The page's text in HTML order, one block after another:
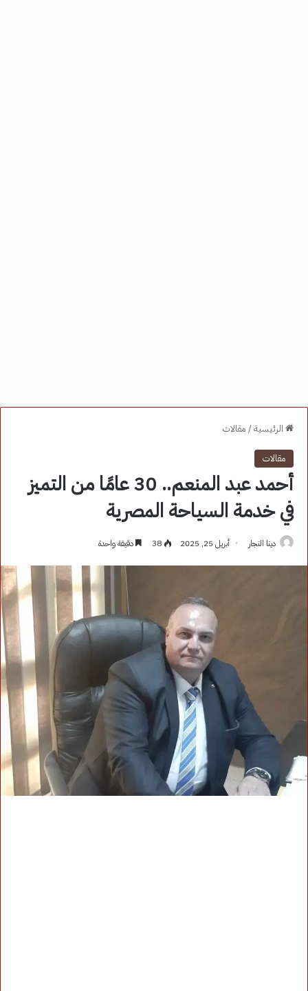
الرئيسية/ مقالات
مقالات
أحمد عبد المنعم.. 30 عامًا من التميز
في خدمة السياحة المصرية
دينا النجار أبريل 25, 2025 38 دقيقة واحدة